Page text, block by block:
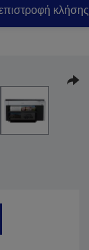
κλήσης